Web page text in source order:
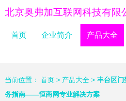
北京奥弗加互联网科技有限
首页 企业简介 产品大全
当前位置： 首页 > 产品大全 > 丰台区门
务指南——恒商网专业解决方案